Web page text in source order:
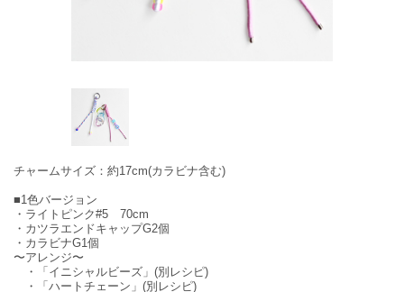
チャームサイズ：約17cm(カラビナ含む)
■1色バージョン
・ライトピンク#5 70cm
・カツラエンドキャップG2個
・カラビナG1個
〜アレンジ〜
・「イニシャルビーズ」(別レシピ)
・「ハートチェーン」(別レシピ)